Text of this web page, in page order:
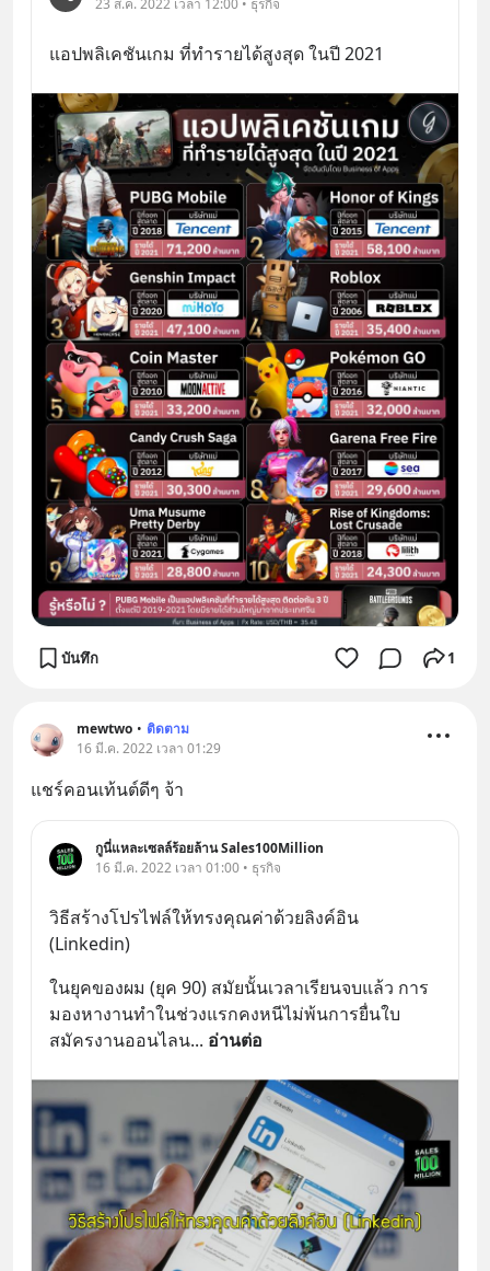
แอปพลิเคชันเกม ที่ทำรายได้สูงสุด ในปี 2021
บันทึก 1
mewtwo • ติดตาม
16 มี.ค. 2022 เวลา 01:29
แชร์คอนเท้นต์ดีๆ จ้า
กูนี่แหละเซลล์ร้อยล้าน Sales100Million
16 มี.ค. 2022 เวลา 01:00 • ธุรกิจ
วิธีสร้างโปรไฟล์ให้ทรงคุณค่าด้วยลิงค์อิน
(Linkedin)
ในยุคของผม (ยุค 90) สมัยนั้นเวลาเรียนจบแล้ว การ
มองหางานทำในช่วงแรกคงหนีไม่พ้นการยื่นใบ
สมัครงานออนไลน... อ่านต่อ